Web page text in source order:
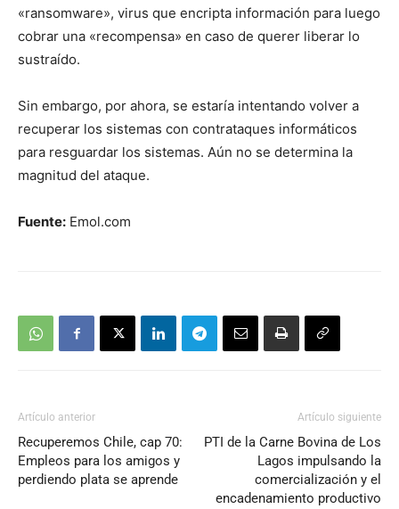
«ransomware», virus que encripta información para luego
cobrar una «recompensa» en caso de querer liberar lo
sustraído.
Sin embargo, por ahora, se estaría intentando volver a
recuperar los sistemas con contrataques informáticos
para resguardar los sistemas. Aún no se determina la
magnitud del ataque.
Fuente: Emol.com
Artículo anterior
Recuperemos Chile, cap 70:
Empleos para los amigos y
perdiendo plata se aprende
Artículo siguiente
PTI de la Carne Bovina de Los
Lagos impulsando la
comercialización y el
encadenamiento productivo